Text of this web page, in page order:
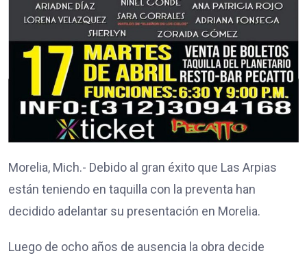
Morelia, Mich.- Debido al gran éxito que Las Arpias
están teniendo en taquilla con la preventa han
decidido adelantar su presentación en Morelia.
Luego de ocho años de ausencia la obra decide